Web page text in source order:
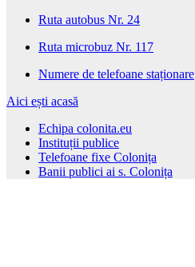
Ruta autobus Nr. 24
Ruta microbuz Nr. 117
Numere de telefoane staționare
Aici ești acasă
Echipa colonita.eu
Instituții publice
Telefoane fixe Colonița
Banii publici ai s. Colonița